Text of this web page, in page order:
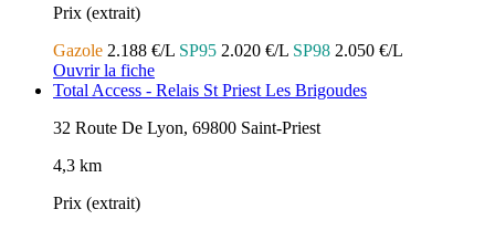
Prix (extrait)
Gazole 2.188 €/L SP95 2.020 €/L SP98 2.050 €/L
Ouvrir la fiche
Total Access - Relais St Priest Les Brigoudes
32 Route De Lyon, 69800 Saint-Priest
4,3 km
Prix (extrait)